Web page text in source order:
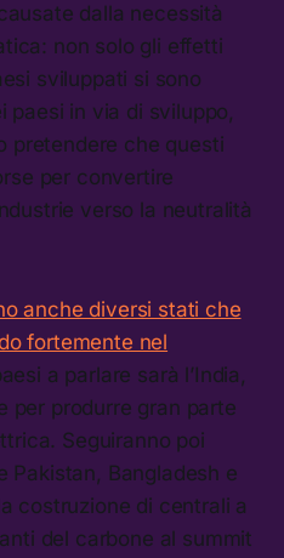
dalla necessità
non solo gli effetti
sviluppati si sono
in via di sviluppo,
pretendere che questi
per convertire
verso la neutralità
anche diversi stati che
fortemente nel
a parlare sarà l’India,
per produrre gran parte
Seguiranno poi
Pakistan, Bangladesh e
costruzione di centrali a
del carbone al summit